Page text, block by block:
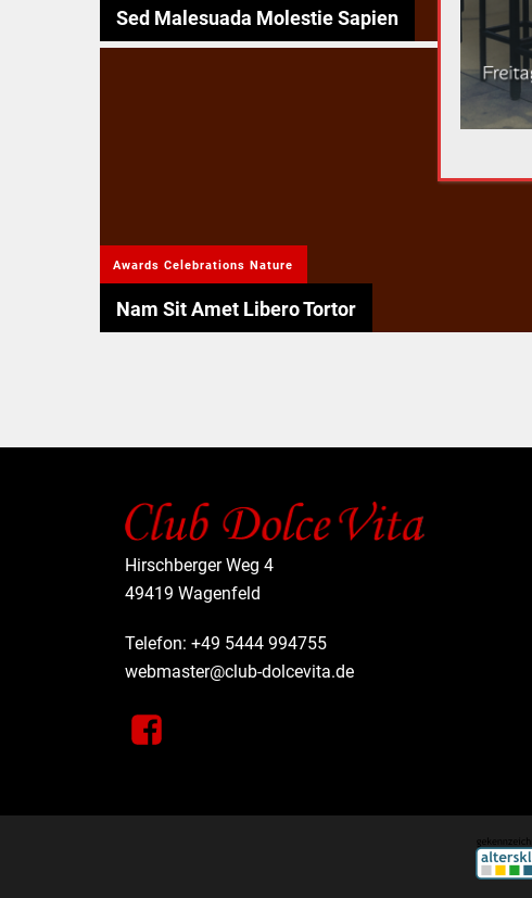
Sed Malesuada Molestie Sapien
Awards Celebrations Nature
Nam Sit Amet Libero Tortor
Hirschberger Weg 4
49419 Wagenfeld
Telefon: +49 5444 994755
webmaster@club-dolcevita.de